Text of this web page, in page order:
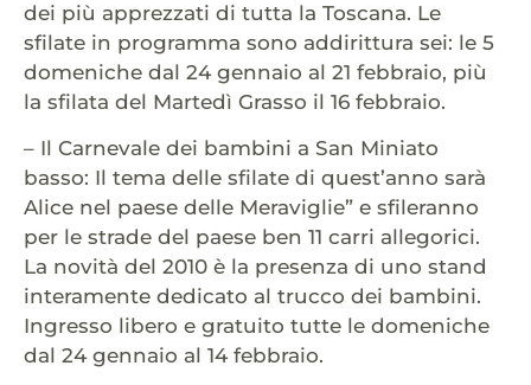
dei più apprezzati di tutta la Toscana. Le
sfilate in programma sono addirittura sei: le 5
domeniche dal 24 gennaio al 21 febbraio, più
la sfilata del Martedì Grasso il 16 febbraio.
– Il Carnevale dei bambini a San Miniato
basso: Il tema delle sfilate di quest’anno sarà
Alice nel paese delle Meraviglie” e sfileranno
per le strade del paese ben 11 carri allegorici.
La novità del 2010 è la presenza di uno stand
interamente dedicato al trucco dei bambini.
Ingresso libero e gratuito tutte le domeniche
dal 24 gennaio al 14 febbraio.